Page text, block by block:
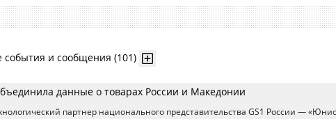
события и сообщения (101)
данные о товарах России и Македонии
партнер национального представительства GS1 России —